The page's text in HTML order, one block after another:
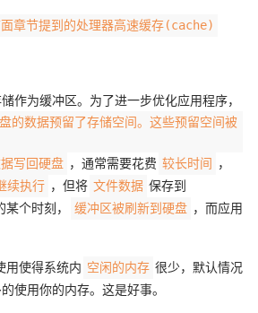
章节提到的处理器高速缓存(cache)
作为缓冲区。为了进一步优化应用程序，
的数据预留了存储空间。这些预留空间被
写回硬盘 ，通常需要花费 较长时间
，
续执行 ，但将 文件数据 保存到
个时刻， 缓冲区被刷新到硬盘 ，而应用
用使得系统内 空闲的内存 很少，默认情况
使用你的内存。这是好事。